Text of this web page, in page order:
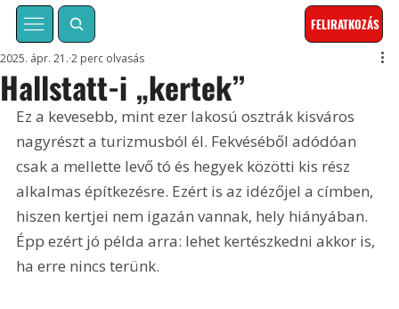
FELIRATKOZÁS
Hallstatt-i „kertek”
2025. ápr. 21. 2 perc olvasás
Ez a kevesebb, mint ezer lakosú osztrák kisváros
nagyrészt a turizmusból él. Fekvéséből adódóan
csak a mellette levő tó és hegyek közötti kis rész
alkalmas építkezésre. Ezért is az idézőjel a címben,
hiszen kertjei nem igazán vannak, hely hiányában.
Épp ezért jó példa arra: lehet kertészkedni akkor is,
ha erre nincs terünk.